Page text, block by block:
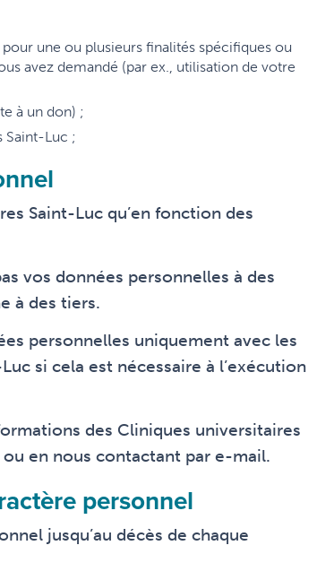
une ou plusieurs finalités spécifiques ou
avez demandé (par ex., utilisation de votre
à un don) ;
Saint-Luc ;
Saint-Luc qu’en fonction des
vos données personnelles à des
à des tiers.
personnelles uniquement avec les
si cela est nécessaire à l’exécution
des Cliniques universitaires
en nous contactant par e-mail.
personnel
jusqu’au décès de chaque